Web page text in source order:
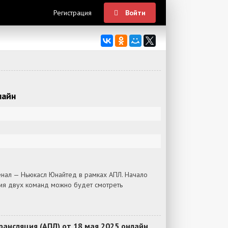
Регистрация Войти
— Ньюкасл Юнайтед в рамках АПЛ. Начало
двух команд можно будет смотреть
(АПЛ) от 18 мая 2025 онлайн